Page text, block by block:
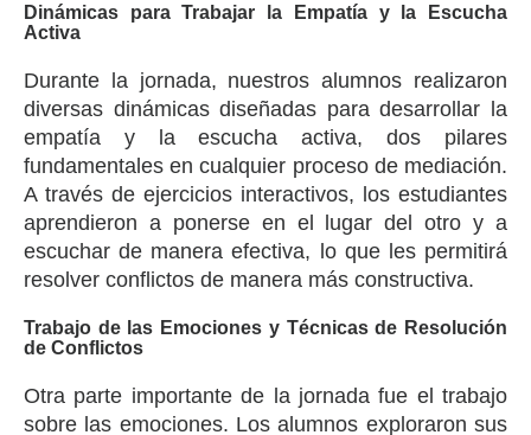
Dinámicas para Trabajar la Empatía y la Escucha
Activa
Durante la jornada, nuestros alumnos realizaron
diversas dinámicas diseñadas para desarrollar la
empatía y la escucha activa, dos pilares
fundamentales en cualquier proceso de mediación.
A través de ejercicios interactivos, los estudiantes
aprendieron a ponerse en el lugar del otro y a
escuchar de manera efectiva, lo que les permitirá
resolver conflictos de manera más constructiva.
Trabajo de las Emociones y Técnicas de Resolución
de Conflictos
Otra parte importante de la jornada fue el trabajo
sobre las emociones. Los alumnos exploraron sus